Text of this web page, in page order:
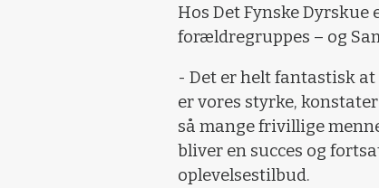
Hos Det Fynske
forældregruppes – og
- Det er helt fantastisk
er vores styrke,
så mange frivillige
bliver en succes og
oplevelsestilbud.